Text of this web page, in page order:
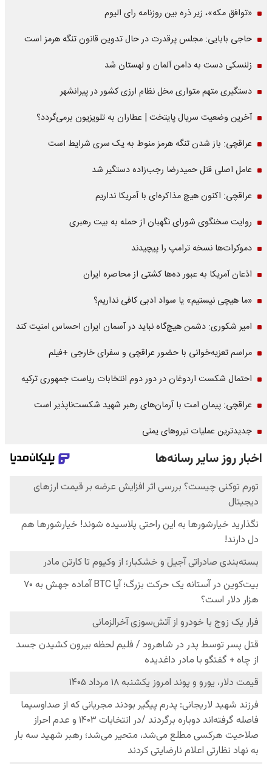
«توافق مکه»، زیر ذره بین روزنامه رای الیوم
حاجی بابایی: مجلس پرقدرت در حال تدوین قانون تنگه هرمز است
زلنسکی دست به دامن آلمان و لهستان شد
دستگیری متهم متواری مخل نظام ارزی کشور در پیرانشهر
آخرین وضعیت سریال پایتخت | عطاران به تلویزیون برمی‌گردد؟
عراقچی: باز شدن تنگه هرمز منوط به یک سری شرایط است
عامل اصلی قتل حمیدرضا رجب‌زاده دستگیر شد
عراقچی: اکنون هیچ مذاکره‌ای با آمریکا نداریم
روایت سخنگوی شورای نگهبان از حمله به بیت رهبری
دموکرات‌ها نسخه ترامپ را پیچیدند
اذعان آمریکا به عبور ده‌ها کشتی از محاصره ایران
«ما هیچی نیستیم» یا سواد ادبی کافی نداریم؟
امیر شکوری: دشمن هیچ‌گاه نباید در آسمان ایران احساس امنیت کند
مراسم تعزیه‌خوانی با حضور عراقچی و سفرای خارجی +فیلم
احتمال شکست اردوغان در دور دوم انتخابات ریاست جمهوری ترکیه
عراقچی: پیمان امت با آرمان‌های رهبر شهید شکست‌ناپذیر است
جدیدترین عملیات نیروهای یمنی